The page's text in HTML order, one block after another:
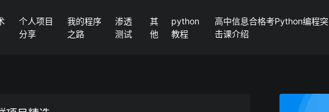
个人项目
分享
我的程序
之路
渗透
测试
其
他
python
教程
高中信息合格考Python编程突
击课介绍